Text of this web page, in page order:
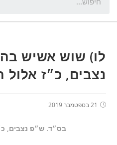
לו) שוש אשיש
נצבים, כ״ז
21 בספטמבר 2019
בס״ד. ש״פ נצבים,